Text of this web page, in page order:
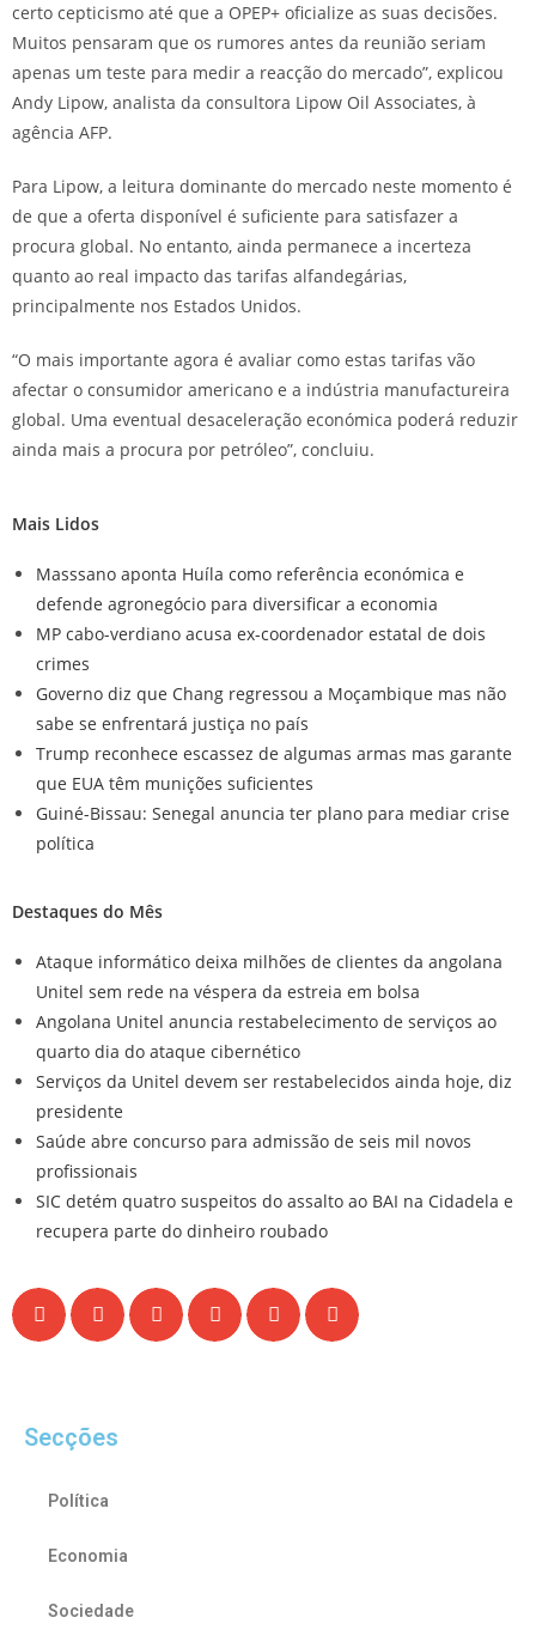
certo cepticismo até que a OPEP+ oficialize as suas decisões.
Muitos pensaram que os rumores antes da reunião seriam
apenas um teste para medir a reacção do mercado”, explicou
Andy Lipow, analista da consultora Lipow Oil Associates, à
agência AFP.
Para Lipow, a leitura dominante do mercado neste momento é
de que a oferta disponível é suficiente para satisfazer a
procura global. No entanto, ainda permanece a incerteza
quanto ao real impacto das tarifas alfandegárias,
principalmente nos Estados Unidos.
“O mais importante agora é avaliar como estas tarifas vão
afectar o consumidor americano e a indústria manufactureira
global. Uma eventual desaceleração económica poderá reduzir
ainda mais a procura por petróleo”, concluiu.
Mais Lidos
Masssano aponta Huíla como referência económica e
defende agronegócio para diversificar a economia
MP cabo-verdiano acusa ex-coordenador estatal de dois
crimes
Governo diz que Chang regressou a Moçambique mas não
sabe se enfrentará justiça no país
Trump reconhece escassez de algumas armas mas garante
que EUA têm munições suficientes
Guiné-Bissau: Senegal anuncia ter plano para mediar crise
política
Destaques do Mês
Ataque informático deixa milhões de clientes da angolana
Unitel sem rede na véspera da estreia em bolsa
Angolana Unitel anuncia restabelecimento de serviços ao
quarto dia do ataque cibernético
Serviços da Unitel devem ser restabelecidos ainda hoje, diz
presidente
Saúde abre concurso para admissão de seis mil novos
profissionais
SIC detém quatro suspeitos do assalto ao BAI na Cidadela e
recupera parte do dinheiro roubado
Secções
Política
Economia
Sociedade